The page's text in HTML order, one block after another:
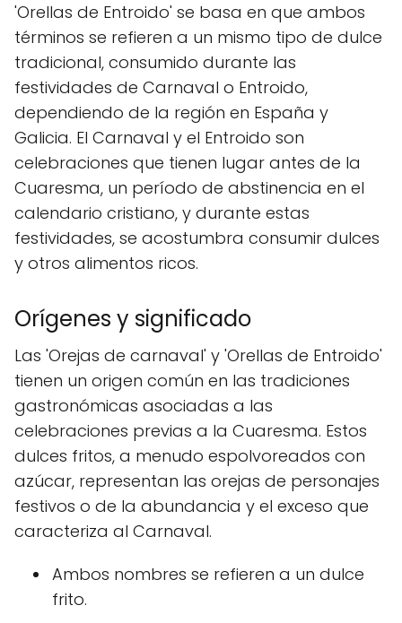
'Orellas de Entroido' se basa en que ambos
términos se refieren a un mismo tipo de dulce
tradicional, consumido durante las
festividades de Carnaval o Entroido,
dependiendo de la región en España y
Galicia. El Carnaval y el Entroido son
celebraciones que tienen lugar antes de la
Cuaresma, un período de abstinencia en el
calendario cristiano, y durante estas
festividades, se acostumbra consumir dulces
y otros alimentos ricos.
Orígenes y significado
Las 'Orejas de carnaval' y 'Orellas de Entroido'
tienen un origen común en las tradiciones
gastronómicas asociadas a las
celebraciones previas a la Cuaresma. Estos
dulces fritos, a menudo espolvoreados con
azúcar, representan las orejas de personajes
festivos o de la abundancia y el exceso que
caracteriza al Carnaval.
Ambos nombres se refieren a un dulce
frito.